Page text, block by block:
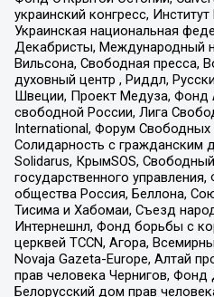
украинский конгресс,
Украинская национальная
Декабристы, Международный
Вильсона, Свободная пресса,
духовный центр , Риддл,
Швеции, Проект Медуза, Фонд
свободной России, Лига
International, Форум
Солидарность с гражданским
Solidarus, КрымSOS, Свободный
государственного
общества Россия, Беллона,
Тисима и Хабомаи, Съезд
Интернешнл, Фонд борьбы с
церквей TCCN, Агора,
Novaja Gazeta-Europe, Алтай
прав человека Чернигов,
Белорусский дом прав